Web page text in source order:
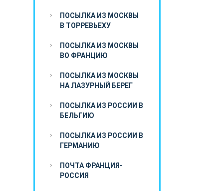
ПОСЫЛКА ИЗ МОСКВЫ
В ТОРРЕВЬЕХУ
ПОСЫЛКА ИЗ МОСКВЫ
ВО ФРАНЦИЮ
ПОСЫЛКА ИЗ МОСКВЫ
НА ЛАЗУРНЫЙ БЕРЕГ
ПОСЫЛКА ИЗ РОССИИ В
БЕЛЬГИЮ
ПОСЫЛКА ИЗ РОССИИ В
ГЕРМАНИЮ
ПОЧТА ФРАНЦИЯ-
РОССИЯ